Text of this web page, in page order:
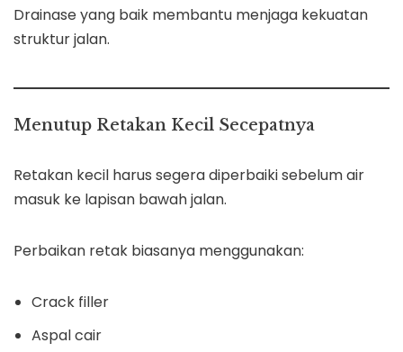
Drainase yang baik membantu menjaga kekuatan
struktur jalan.
Menutup Retakan Kecil Secepatnya
Retakan kecil harus segera diperbaiki sebelum air
masuk ke lapisan bawah jalan.
Perbaikan retak biasanya menggunakan:
Crack filler
Aspal cair